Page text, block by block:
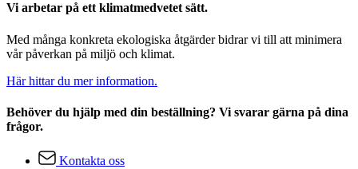
Vi arbetar på ett klimatmedvetet sätt.
Med många konkreta ekologiska åtgärder bidrar vi till att minimera
vår påverkan på miljö och klimat.
Här hittar du mer information.
Behöver du hjälp med din beställning? Vi svarar gärna på dina
frågor.
Kontakta oss